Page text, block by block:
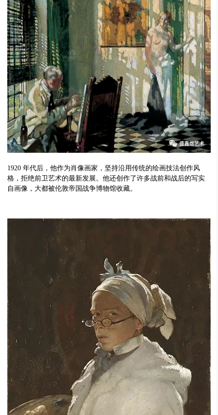
1920 年代后，他作为肖像画家，坚持沿用传统的绘画技法创作风
格，拒绝前卫艺术的最新发展。他还创作了许多战前和战后的写实
自画像，大都被伦敦帝国战争博物馆收藏。